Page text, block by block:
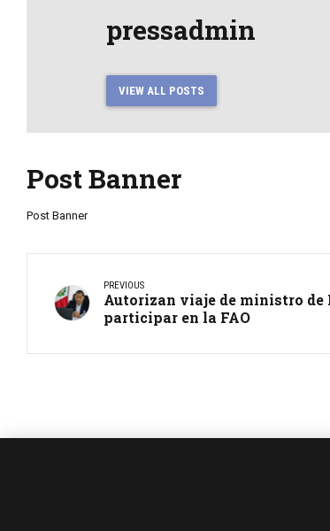
pressadmin
VIEW ALL POSTS
Post Banner
Post Banner
PREVIOUS
Autorizan viaje de ministro
participar en la FAO